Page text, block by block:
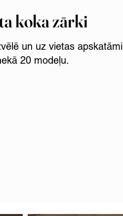
koka zārki
un uz vietas apskatāmi
20 modeļu.